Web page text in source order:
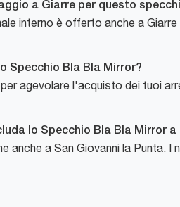
a Giarre per questo
interno è offerto anche a
Specchio Bla Bla Mirror?
agevolare l'acquisto dei tuoi
lo Specchio Bla Bla Mirror a
anche a San Giovanni la Punta.